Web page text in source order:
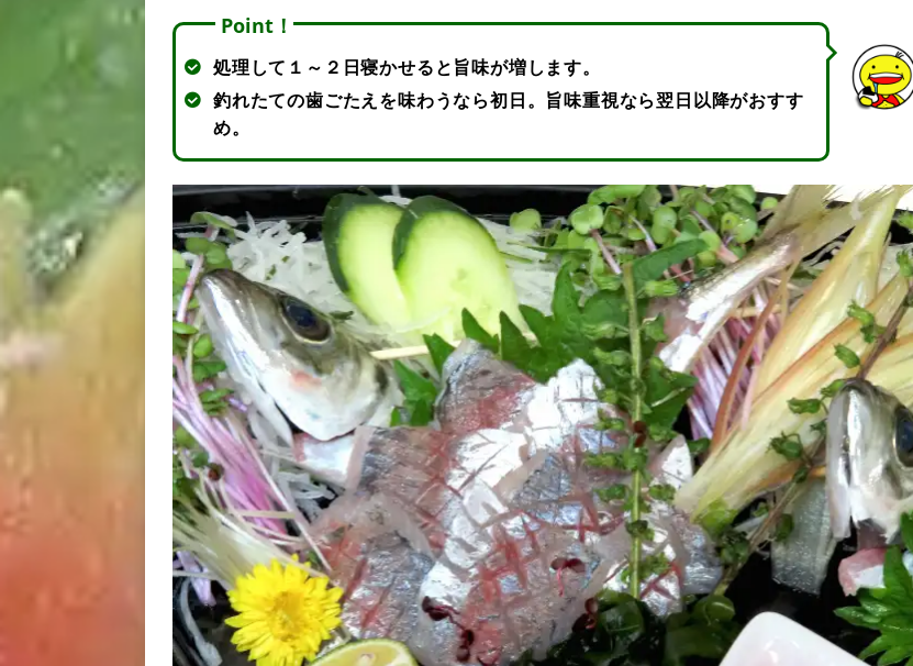
Point！
処理して１～２日寝かせると旨味が増します。
釣れたての歯ごたえを味わうなら初日。旨味重視なら翌日以降がおすす
め。